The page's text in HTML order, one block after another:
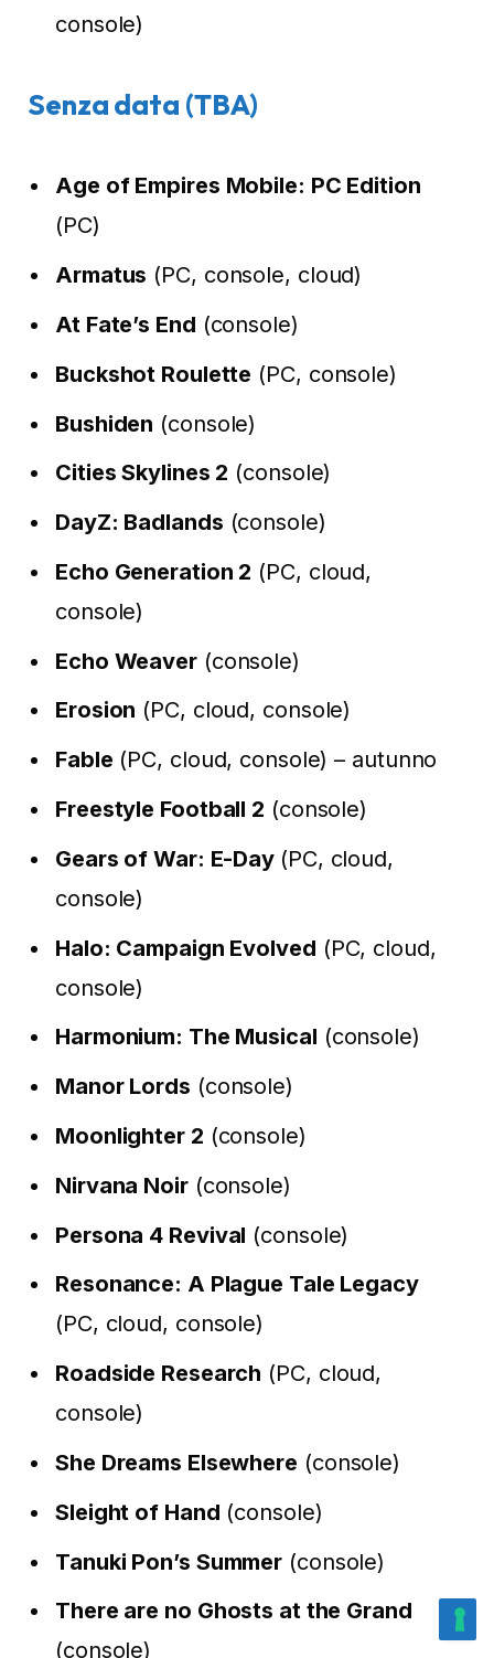
console)
Senza data (TBA)
Age of Empires Mobile: PC Edition
(PC)
Armatus (PC, console, cloud)
At Fate’s End (console)
Buckshot Roulette (PC, console)
Bushiden (console)
Cities Skylines 2 (console)
DayZ: Badlands (console)
Echo Generation 2 (PC, cloud,
console)
Echo Weaver(console)
Erosion (PC, cloud, console)
Fable (PC, cloud, console) – autunno
Freestyle Football 2 (console)
Gears of War: E-Day (PC, cloud,
console)
Halo: Campaign Evolved (PC, cloud,
console)
Harmonium: The Musical (console)
Manor Lords (console)
Moonlighter 2 (console)
Nirvana Noir(console)
Persona 4 Revival (console)
Resonance: A Plague Tale Legacy
(PC, cloud, console)
Roadside Research (PC, cloud,
console)
She Dreams Elsewhere (console)
Sleight of Hand (console)
Tanuki Pon’s Summer (console)
There are no Ghosts at the Grand
(console)